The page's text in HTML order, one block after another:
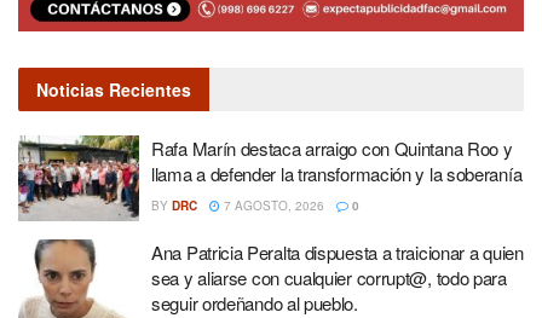
Noticias Recientes
Rafa Marín destaca arraigo con Quintana Roo y
llama a defender la transformación y la soberanía
BY DRC 7 AGOSTO, 2026 0
Ana Patricia Peralta dispuesta a traicionar a quien
sea y aliarse con cualquier corrupt@, todo para
seguir ordeñando al pueblo.